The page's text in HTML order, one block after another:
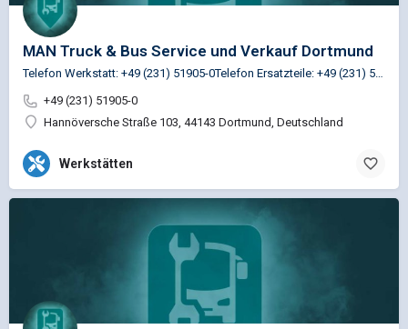
MAN Truck & Bus Service und Verkauf Dortmund
+49 (231) 51905-0
Hannöversche Straße 103, 44143 Dortmund, Deutschland
Werkstätten